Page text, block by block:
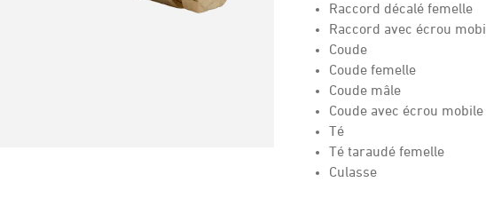
Raccord décalé femelle
Raccord avec écrou
Coude
Coude femelle
Coude mâle
Coude avec écrou mobile
Té
Té taraudé femelle
Culasse